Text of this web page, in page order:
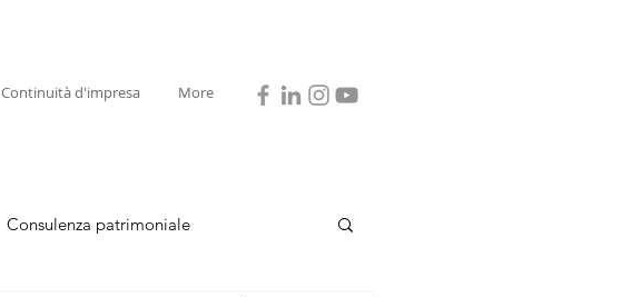
Continuità d'impresa More
Consulenza patrimoniale